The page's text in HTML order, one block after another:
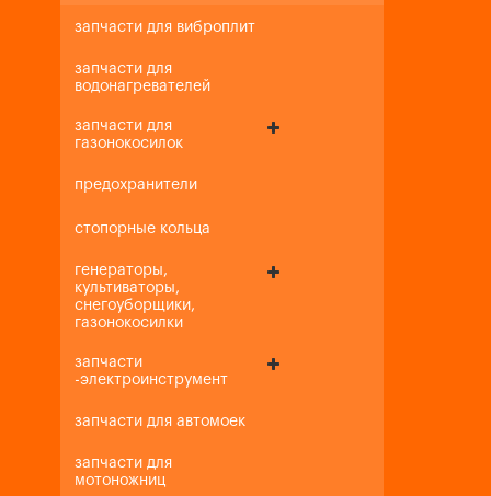
запчасти для виброплит
запчасти для
водонагревателей
запчасти для
газонокосилок
предохранители
стопорные кольца
генераторы,
культиваторы,
снегоуборщики,
газонокосилки
запчасти
-электроинструмент
запчасти для автомоек
запчасти для
мотоножниц